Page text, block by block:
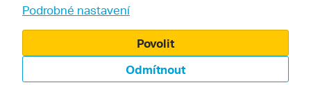
© 2000 - 2026, Zájezdy.cz
Podrobné nastavení
Odmítnout
Povolit